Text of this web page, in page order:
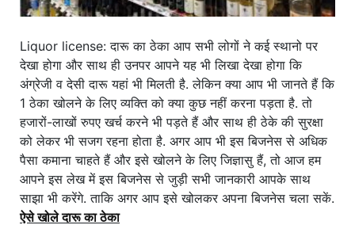
Liquor license: दारू का ठेका आप सभी लोगों ने कई स्थानो पर
देखा होगा और साथ ही उनपर आपने यह भी लिखा देखा होगा कि
अंग्रेजी व देसी दारू यहां भी मिलती है. लेकिन क्या आप भी जानते हैं कि
1 ठेका खोलने के लिए व्यक्ति को क्या कुछ नहीं करना पड़ता है. तो
हजारों-लाखों रुपए खर्च करने भी पड़ते हैं और साथ ही ठेके की सुरक्षा
को लेकर भी सजग रहना होता है. अगर आप भी इस बिजनेस से अधिक
पैसा कमाना चाहते हैं और इसे खोलने के लिए जिज्ञासु हैं, तो आज हम
आपने इस लेख में इस बिजनेस से जुड़ी सभी जानकारी आपके साथ
साझा भी करेंगे. ताकि अगर आप इसे खोलकर अपना बिजनेस चला सकें.
ऐसे खोले दारू का ठेका